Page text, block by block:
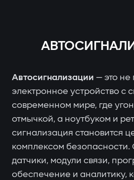
Автосигнализации — это не
электронное устройство с
современном мире, где
отмычкой, а ноутбуком и
сигнализация становится
комплексом
датчики, модули связи,
обеспечение и аналитику,